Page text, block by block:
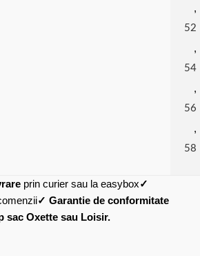
,
52
,
54
,
56
,
58
prin curier sau la easybox✓
✓ Garantie de conformitate
sac Oxette sau Loisir.